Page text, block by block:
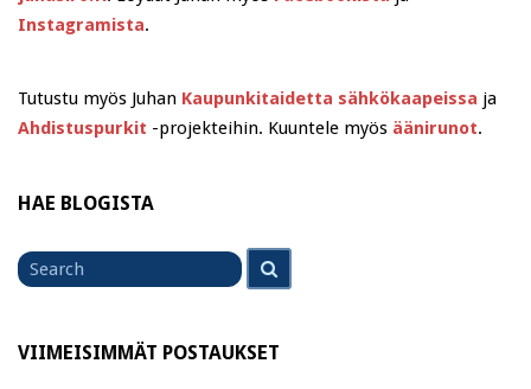
Instagramista.
Tutustu myös Juhan Kaupunkitaidetta sähkökaapeissa ja
Ahdistuspurkit -projekteihin. Kuuntele myös äänirunot.
HAE BLOGISTA
Search
for
VIIMEISIMMÄT POSTAUKSET